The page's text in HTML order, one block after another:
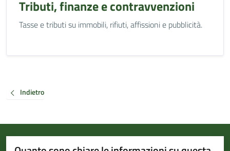
Tributi, finanze e contravvenzioni
Tasse e tributi su immobili, rifiuti, affissioni e pubblicità.
Indietro